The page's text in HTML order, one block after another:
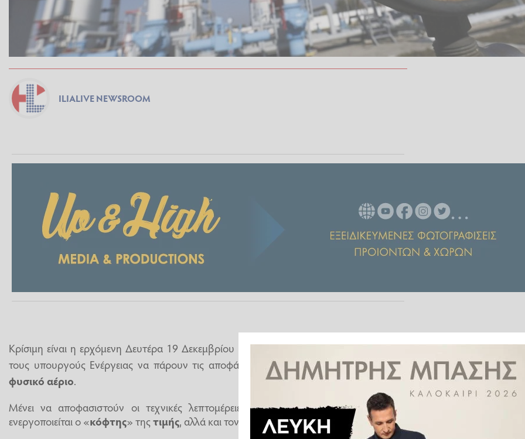
ILIALIVE NEWSROOM
Κρίσιμη είναι η ερχόμενη Δευτέρα 19 Δεκεμβρίου καθώς οι27 ηγέτεςτηςΕΕκάλεσαν
τους υπουργούς Ενέργειας να πάρουν τις αποφάσεις για το ζήτημα του πλαφόν στο
φυσικό αέριο.
Μένει να αποφασιστούν οι τεχνικές λεπτομέρειες για το ύψος, από το οποίο θα
ενεργοποιείται ο «κόφτης» τηςτιμής, αλλά και τον μηχανισμό ανάσχεσης του πλαφόν.